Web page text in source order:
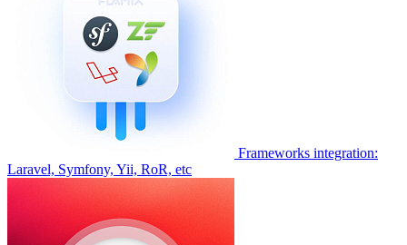
Frameworks integration:
Laravel, Symfony, Yii, RoR, etc